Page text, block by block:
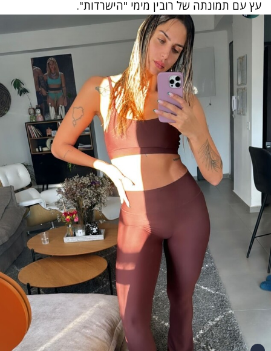
עץ עם תמונתה של רובין מימי "הישרדות".